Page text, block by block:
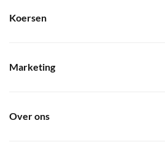
Koersen
Marketing
Over ons